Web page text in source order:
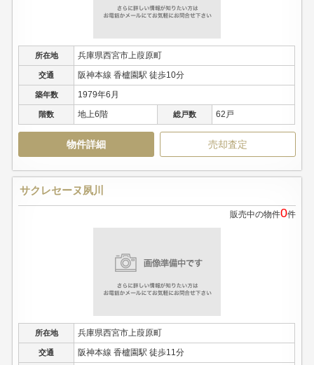
所在地 兵庫県西宮市上葭原町
交通 阪神本線 香櫨園駅 徒歩10分
築年数 1979年6月
階数 地上6階 総戸数 62戸
物件詳細 売却査定
サクレセーヌ夙川
販売中の物件0件
所在地 兵庫県西宮市上葭原町
交通 阪神本線 香櫨園駅 徒歩11分